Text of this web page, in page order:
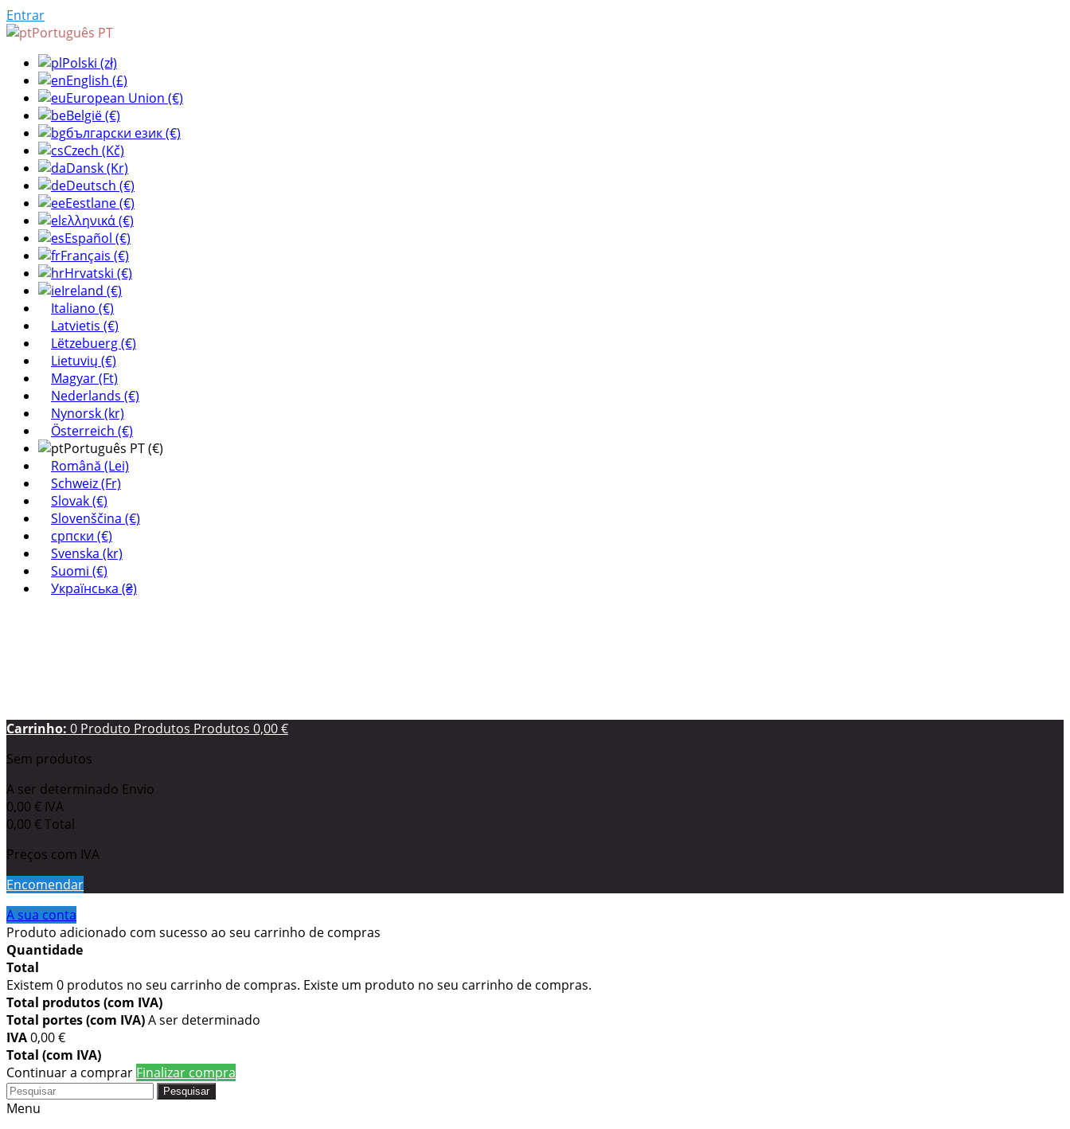
Entrar
Português PT
Polski (zł)
English (£)
European Union (€)
België (€)
български език (€)
Czech (Kč)
Dansk (Kr)
Deutsch (€)
Eestlane (€)
ελληνικά (€)
Español (€)
Français (€)
Hrvatski (€)
Ireland (€)
Italiano (€)
Latvietis (€)
Lëtzebuerg (€)
Lietuvių (€)
Magyar (Ft)
Nederlands (€)
Nynorsk (kr)
Österreich (€)
Português PT (€)
Română (Lei)
Schweiz (Fr)
Slovak (€)
Slovenščina (€)
српски (€)
Svenska (kr)
Suomi (€)
Українська (₴)
Carrinho: 0 Produto Produtos Produtos 0,00 €
Sem produtos
A ser determinado Envio
0,00 € IVA
0,00 € Total
Preços com IVA
Encomendar
A sua conta
Produto adicionado com sucesso ao seu carrinho de compras
Quantidade
Total
Existem 0 produtos no seu carrinho de compras. Existe um produto no seu carrinho de compras.
Total produtos (com IVA)
Total portes (com IVA)A ser determinado
IVA0,00 €
Total (com IVA)
Continuar a comprar Finalizar compra
Pesquisar
Menu